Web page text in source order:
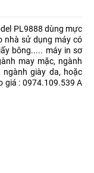
PL9888 dùng mực
nhà sử dụng máy có
bông..... máy in sơ
may mặc, ngành
giày da, hoặc
giá : 0974.109.539 A